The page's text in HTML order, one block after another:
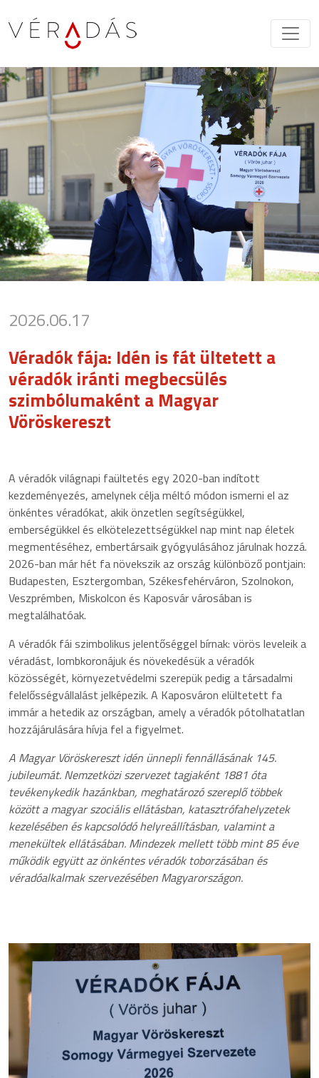
2026.06.17
Véradók fája: Idén is fát ültetett a
véradók iránti megbecsülés
szimbólumaként a Magyar
Vöröskereszt
A véradók világnapi faültetés egy 2020-ban indított
kezdeményezés, amelynek célja méltó módon ismerni el az
önkéntes véradókat, akik önzetlen segítségükkel,
emberségükkel és elkötelezettségükkel nap mint nap életek
megmentéséhez, embertársaik gyógyulásához járulnak hozzá.
2026-ban már hét fa növekszik az ország különböző pontjain:
Budapesten, Esztergomban, Székesfehérváron, Szolnokon,
Veszprémben, Miskolcon és Kaposvár városában is
megtalálhatóak.
A véradók fái szimbolikus jelentőséggel bírnak: vörös leveleik a
véradást, lombkoronájuk és növekedésük a véradók
közösségét, környezetvédelmi szerepük pedig a társadalmi
felelősségvállalást jelképezik. A Kaposváron elültetett fa
immár a hetedik az országban, amely a véradók pótolhatatlan
hozzájárulására hívja fel a figyelmet.
A Magyar Vöröskereszt idén ünnepli fennállásának 145.
jubileumát. Nemzetközi szervezet tagjaként 1881 óta
tevékenykedik hazánkban, meghatározó szereplő többek
között a magyar szociális ellátásban, katasztrófahelyzetek
kezelésében és kapcsolódó helyreállításban, valamint a
menekültek ellátásában. Mindezek mellett több mint 85 éve
működik együtt az önkéntes véradók toborzásában és
véradóalkalmak szervezésében Magyarországon.